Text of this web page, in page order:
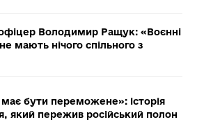
Володимир Ращук: «Воєнні
мають нічого спільного з
бути переможене»: історія
який пережив російський полон